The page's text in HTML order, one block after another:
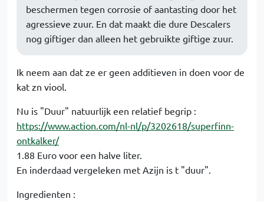
beschermen tegen corrosie of aantasting door het
agressieve zuur. En dat maakt die dure Descalers
nog giftiger dan alleen het gebruikte giftige zuur.
Ik neem aan dat ze er geen additieven in doen voor de
kat zn viool.
Nu is "Duur" natuurlijk een relatief begrip :
https://www.action.com/nl-nl/p/3202618/superfinn-
ontkalker/
1.88 Euro voor een halve liter.
En inderdaad vergeleken met Azijn is t "duur".
Ingredienten :